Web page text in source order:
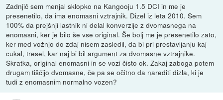
Zadnjič sem menjal sklopko na Kangooju 1.5 DCI in me je
presenetilo, da ima enomasni vztrajnik. Dizel iz leta 2010. Sem
100% da prejšnji lastnik ni delal konverzije z dvomasnega na
enomasni, ker je bilo še vse original. Še bolj me je presenetilo zato,
ker med vožnjo do zdaj nisem zasledil, da bi pri prestavljanju kaj
cukal, tresel, kar naj bi bil argument za dvomasne vztrajnike.
Skratka, original enomasni in se vozi čisto ok. Zakaj zaboga potem
drugam tiščijo dvomasne, če pa se očitno da narediti dizla, ki je
tudi z enomasnim normalno vozen?